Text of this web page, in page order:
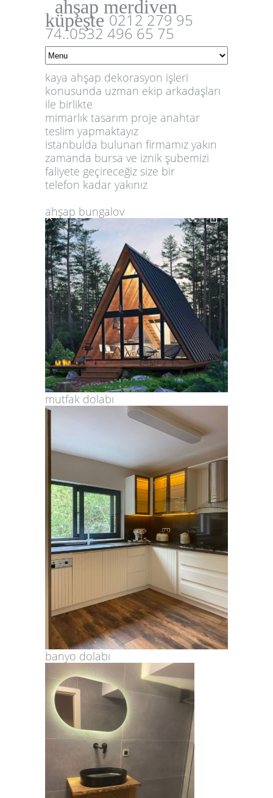
ahşap merdiven
küpeşte0212 279 95
74..0532 496 65 75
kaya ahşap dekorasyon işleri
konusunda uzman ekip arkadaşları
ile birlikte
mimarlık tasarım proje anahtar
teslim yapmaktayız
istanbulda bulunan firmamız yakın
zamanda bursa ve iznik şubemizi
faliyete geçireceğiz size bir
telefon kadar yakınız
ahşap bungalov
mutfak dolabı
banyo dolabı